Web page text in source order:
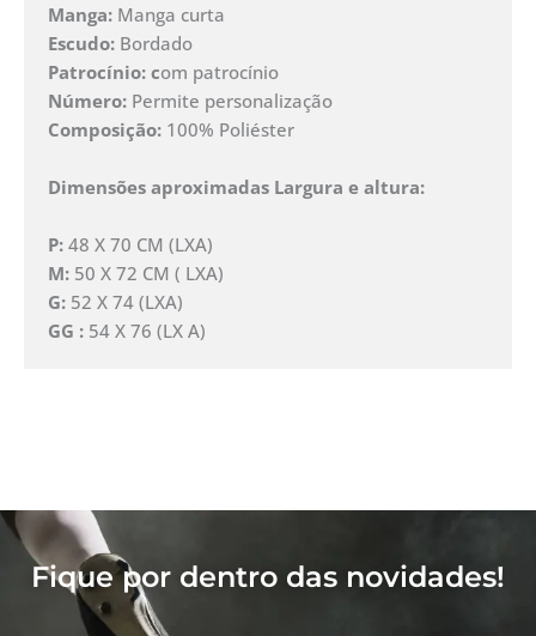
Manga: Manga curta
Escudo: Bordado
Patrocínio: com patrocínio
Número: Permite personalização
Composição: 100% Poliéster
Dimensões aproximadas Largura e altura:
P: 48 X 70 CM (LXA)
M: 50 X 72 CM ( LXA)
G: 52 X 74 (LXA)
GG : 54 X 76 (LX A)
Fique por dentro das novidades!